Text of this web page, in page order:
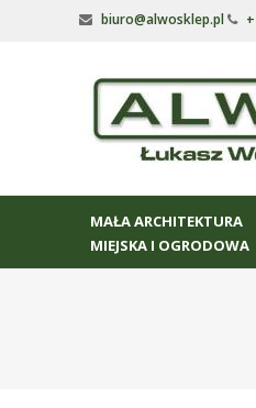
biuro@alwosklep.pl
Alwo
sklep
–
meble
ogrodowe,
MAŁA ARCHITEKTURA
MIEJSKA I OGRODOWA